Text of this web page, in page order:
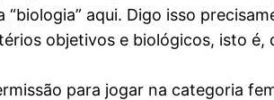
aqui. Digo isso
objetivos e biológicos, isto é,
para jogar na categoria